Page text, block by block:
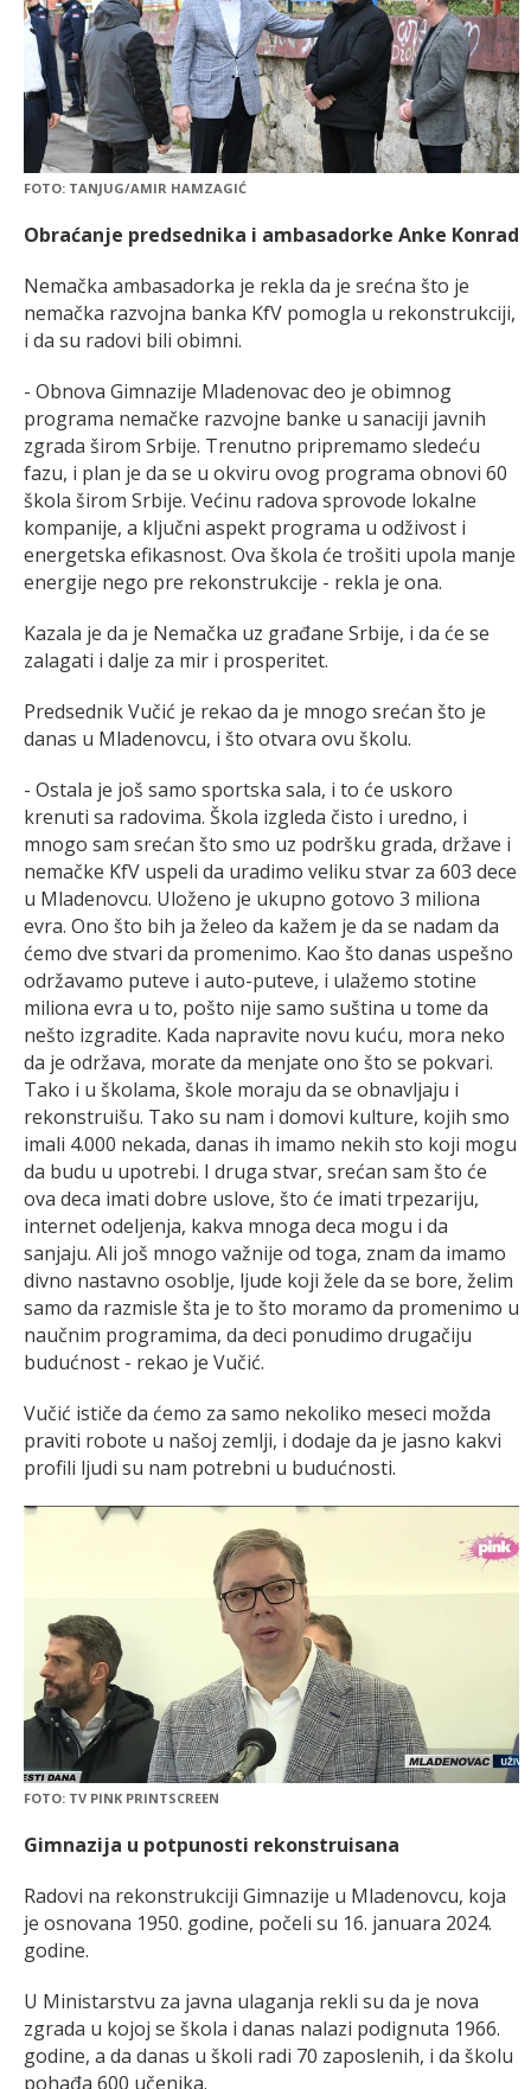
FOTO: TANJUG/AMIR HAMZAGIĆ
Obraćanje predsednika i ambasadorke Anke Konrad
Nemačka ambasadorka je rekla da je srećna što je
nemačka razvojna banka KfV pomogla u rekonstrukciji,
i da su radovi bili obimni.
- Obnova Gimnazije Mladenovac deo je obimnog
programa nemačke razvojne banke u sanaciji javnih
zgrada širom Srbije. Trenutno pripremamo sledeću
fazu, i plan je da se u okviru ovog programa obnovi 60
škola širom Srbije. Većinu radova sprovode lokalne
kompanije, a ključni aspekt programa u odživost i
energetska efikasnost. Ova škola će trošiti upola manje
energije nego pre rekonstrukcije - rekla je ona.
Kazala je da je Nemačka uz građane Srbije, i da će se
zalagati i dalje za mir i prosperitet.
Predsednik Vučić je rekao da je mnogo srećan što je
danas u Mladenovcu, i što otvara ovu školu.
- Ostala je još samo sportska sala, i to će uskoro
krenuti sa radovima. Škola izgleda čisto i uredno, i
mnogo sam srećan što smo uz podršku grada, države i
nemačke KfV uspeli da uradimo veliku stvar za 603 dece
u Mladenovcu. Uloženo je ukupno gotovo 3 miliona
evra. Ono što bih ja želeo da kažem je da se nadam da
ćemo dve stvari da promenimo. Kao što danas uspešno
održavamo puteve i auto-puteve, i ulažemo stotine
miliona evra u to, pošto nije samo suština u tome da
nešto izgradite. Kada napravite novu kuću, mora neko
da je održava, morate da menjate ono što se pokvari.
Tako i u školama, škole moraju da se obnavljaju i
rekonstruišu. Tako su nam i domovi kulture, kojih smo
imali 4.000 nekada, danas ih imamo nekih sto koji mogu
da budu u upotrebi. I druga stvar, srećan sam što će
ova deca imati dobre uslove, što će imati trpezariju,
internet odeljenja, kakva mnoga deca mogu i da
sanjaju. Ali još mnogo važnije od toga, znam da imamo
divno nastavno osoblje, ljude koji žele da se bore, želim
samo da razmisle šta je to što moramo da promenimo u
naučnim programima, da deci ponudimo drugačiju
budućnost - rekao je Vučić.
Vučić ističe da ćemo za samo nekoliko meseci možda
praviti robote u našoj zemlji, i dodaje da je jasno kakvi
profili ljudi su nam potrebni u budućnosti.
FOTO: TV PINK PRINTSCREEN
Gimnazija u potpunosti rekonstruisana
Radovi na rekonstrukciji Gimnazije u Mladenovcu, koja
je osnovana 1950. godine, počeli su 16. januara 2024.
godine.
U Ministarstvu za javna ulaganja rekli su da je nova
zgrada u kojoj se škola i danas nalazi podignuta 1966.
godine, a da danas u školi radi 70 zaposlenih, i da školu
pohađa 600 učenika.